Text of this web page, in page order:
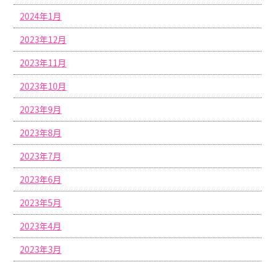
2024年1月
2023年12月
2023年11月
2023年10月
2023年9月
2023年8月
2023年7月
2023年6月
2023年5月
2023年4月
2023年3月